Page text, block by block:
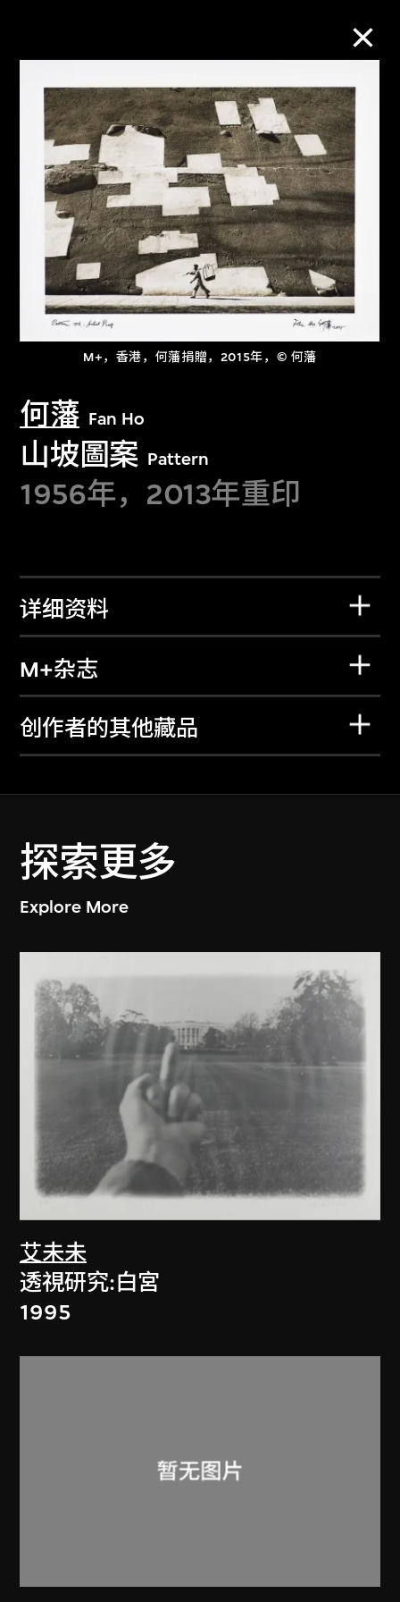
M+，香港，何藩捐贈，2015年，© 何藩
何藩 Fan Ho
山坡圖案 Pattern
1956年，2013年重印
详细资料
M+杂志
创作者的其他藏品
探索更多
Explore More
艾未未
透視研究:白宮
1995
M+藏品
进一步筛选 搜索
关于M+藏品
探索世界顶级的二十及二十一世纪视觉
文化藏品。